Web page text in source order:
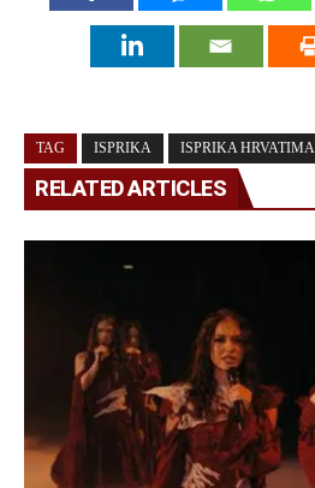
TAG ISPRIKA ISPRIKA HRVATIMA
RELATED ARTICLES